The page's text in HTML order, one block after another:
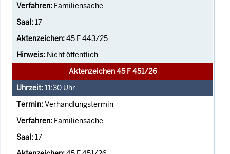
Familiensache
17
45 F 443/25
Nicht öffentlich
Aktenzeichen 45 F 451/26
11:30 Uhr
Verhandlungstermin
Familiensache
17